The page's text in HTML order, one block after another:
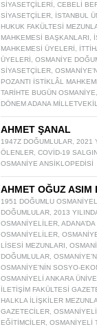
SIYASETÇILERI
CEBELI
SIYASETÇILER,
İSTANBUL
HUKUK FAKÜLTESI
MAHKEMESI BAŞKANLARI
MAHKEMESI ÜYELERI
ÜYELERI
OSMANIYE
SIYASETÇILER,
POZANTI İSTIKLÂL
TARIHTE BUGÜN OSMANIYE
DÖNEM ADANA
AHMET ŞANAL
1947Z DOĞUMLULAR, 2021
ÖLENLER, COVID-19
OSMANIYE ANSIKLOPEDISI
AHMET OĞUZ ASIM
1951 DOĞUMLU
DOĞUMLULAR, 2013
OSMANIYELILER,
OSMANIYELILER,
LISESI MEZUNLARI
DOĞUMLULAR,
OSMANIYE’NIN SOSYO-
OSMANIYELI ANKARA
İLETIŞIM FAKÜLTESI
HALKLA İLIŞKILER
GAZETECILER,
EĞITIMCILER, OSMANIYELI